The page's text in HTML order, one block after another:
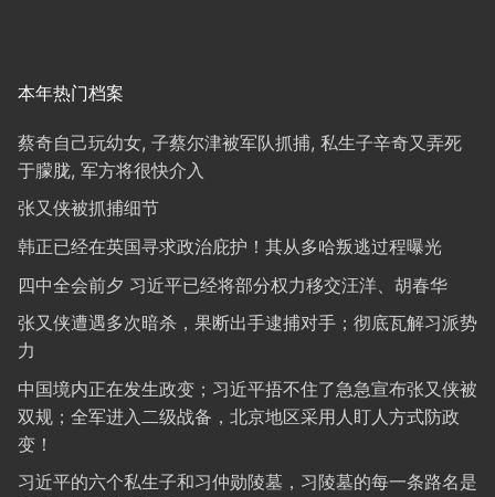
本年热门档案
蔡奇自己玩幼女, 子蔡尔津被军队抓捕, 私生子辛奇又弄死
于朦胧, 军方将很快介入
张又侠被抓捕细节
韩正已经在英国寻求政治庇护！其从多哈叛逃过程曝光
四中全会前夕 习近平已经将部分权力移交汪洋、胡春华
张又侠遭遇多次暗杀，果断出手逮捕对手；彻底瓦解习派势
力
中国境内正在发生政变；习近平捂不住了急急宣布张又侠被
双规；全军进入二级战备，北京地区采用人盯人方式防政
变！
习近平的六个私生子和习仲勋陵墓，习陵墓的每一条路名是